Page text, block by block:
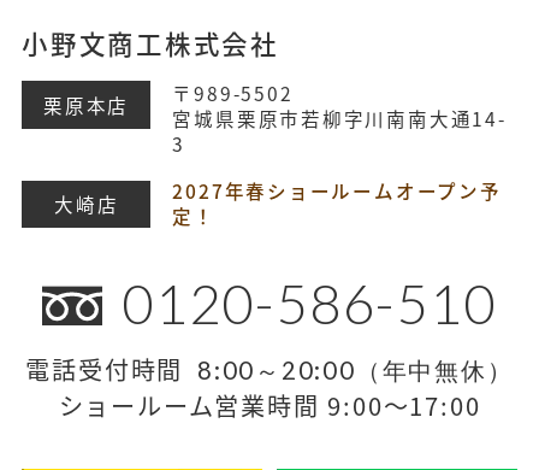
小野文商工株式会社
栗原本店
〒989-5502
宮城県栗原市若柳字川南南大通14-
3
大崎店
2027年春ショールームオープン予
定！
0120-586-510
電話受付時間 8:00～20:00（年中無休）
ショールーム営業時間 9:00～17:00